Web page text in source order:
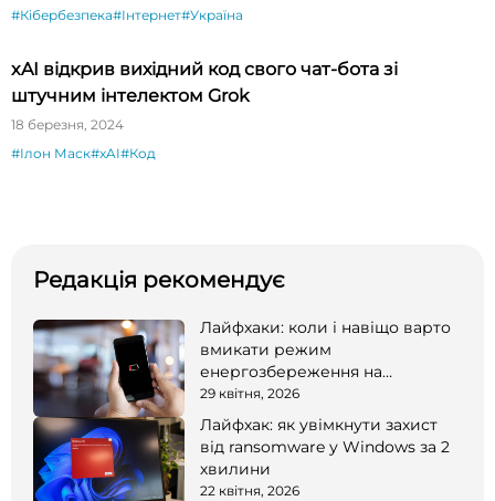
#Кібербезпека#Інтернет#Україна
xAI відкрив вихідний код свого чат-бота зі
штучним інтелектом Grok
18 березня, 2024
#Ілон Маск#xAI#Код
Редакція рекомендує
Лайфхаки: коли і навіщо варто
вмикати режим
енергозбереження на
смартфоні
29 квітня, 2026
Лайфхак: як увімкнути захист
від ransomware у Windows за 2
хвилини
22 квітня, 2026